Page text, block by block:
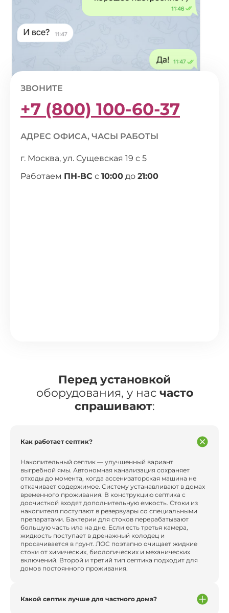
ЗВОНИТЕ
+7 (800) 100-60-37
АДРЕС ОФИСА, ЧАСЫ РАБОТЫ
г. Москва, ул. Сущевская 19 с 5
Работаем ПН-ВС с 10:00 до 21:00
Перед установкой
оборудования, у нас часто
спрашивают:
Как работает септик?
Накопительный септик — улучшенный вариант
выгребной ямы. Автономная канализация сохраняет
отходы до момента, когда ассенизаторская машина не
откачивает содержимое. Систему устанавливают в домах
временного проживания. В конструкцию септика с
доочисткой входят дополнительную емкость. Стоки из
накопителя поступают в резервуары со специальными
препаратами. Бактерии для стоков перерабатывают
большую часть ила на дне. Если есть третья камера,
жидкость поступает в дренажный колодец и
просачивается в грунт. ЛОС поэтапно очищает жидкие
стоки от химических, биологических и механических
включений. Второй и третий тип септика подходит для
домов постоянного проживания.
Какой септик лучше для частного дома?